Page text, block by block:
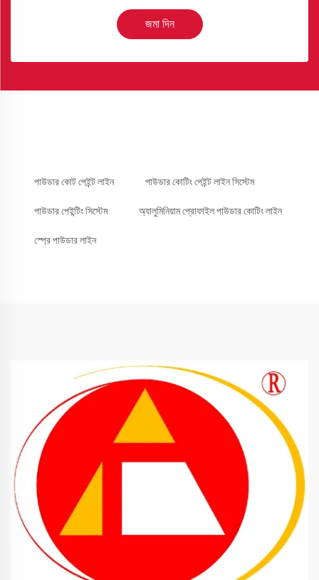
জমা দিন
পাউডার কোট পেইন্ট লাইন পাউডার কোটিং পেইন্ট লাইন সিস্টেম
পাউডার পেইন্টিং সিস্টেম অ্যালুমিনিয়াম প্রোফাইল পাউডার কোটিং লাইন
স্প্রে পাউডার লাইন